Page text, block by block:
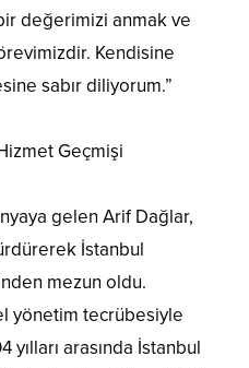
değerimizi anmak ve
Kendisine
sabır diliyorum.”
Geçmişi
gelen Arif Dağlar,
İstanbul
mezun oldu.
yönetim tecrübesiyle
arasında İstanbul